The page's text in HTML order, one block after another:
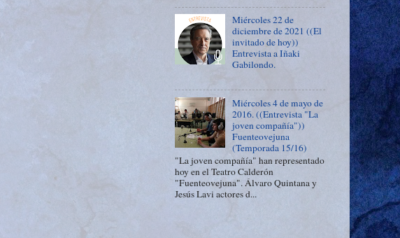
Miércoles 22 de
diciembre de 2021 ((El
invitado de hoy))
Entrevista a Iñaki
Gabilondo.
Miércoles 4 de mayo de
2016. ((Entrevista "La
joven compañía"))
Fuenteovejuna
(Temporada 15/16)
"La joven compañía" han representado
hoy en el Teatro Calderón
"Fuenteovejuna". Álvaro Quintana y
Jesús Lavi actores d...